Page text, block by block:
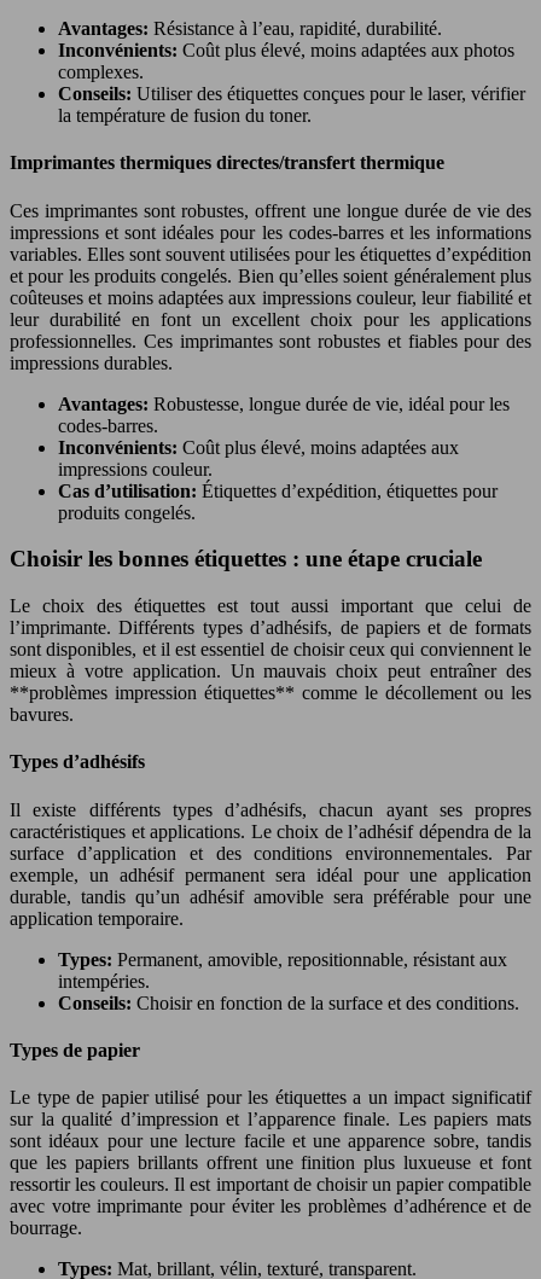
Avantages: Résistance à l’eau, rapidité, durabilité.
Inconvénients: Coût plus élevé, moins adaptées aux photos
complexes.
Conseils: Utiliser des étiquettes conçues pour le laser, vérifier
la température de fusion du toner.
Imprimantes thermiques directes/transfert thermique
Ces imprimantes sont robustes, offrent une longue durée de vie des
impressions et sont idéales pour les codes-barres et les informations
variables. Elles sont souvent utilisées pour les étiquettes d’expédition
et pour les produits congelés. Bien qu’elles soient généralement plus
coûteuses et moins adaptées aux impressions couleur, leur fiabilité et
leur durabilité en font un excellent choix pour les applications
professionnelles. Ces imprimantes sont robustes et fiables pour des
impressions durables.
Avantages: Robustesse, longue durée de vie, idéal pour les
codes-barres.
Inconvénients: Coût plus élevé, moins adaptées aux
impressions couleur.
Cas d’utilisation: Étiquettes d’expédition, étiquettes pour
produits congelés.
Choisir les bonnes étiquettes : une étape cruciale
Le choix des étiquettes est tout aussi important que celui de
l’imprimante. Différents types d’adhésifs, de papiers et de formats
sont disponibles, et il est essentiel de choisir ceux qui conviennent le
mieux à votre application. Un mauvais choix peut entraîner des
**problèmes impression étiquettes** comme le décollement ou les
bavures.
Types d’adhésifs
Il existe différents types d’adhésifs, chacun ayant ses propres
caractéristiques et applications. Le choix de l’adhésif dépendra de la
surface d’application et des conditions environnementales. Par
exemple, un adhésif permanent sera idéal pour une application
durable, tandis qu’un adhésif amovible sera préférable pour une
application temporaire.
Types: Permanent, amovible, repositionnable, résistant aux
intempéries.
Conseils: Choisir en fonction de la surface et des conditions.
Types de papier
Le type de papier utilisé pour les étiquettes a un impact significatif
sur la qualité d’impression et l’apparence finale. Les papiers mats
sont idéaux pour une lecture facile et une apparence sobre, tandis
que les papiers brillants offrent une finition plus luxueuse et font
ressortir les couleurs. Il est important de choisir un papier compatible
avec votre imprimante pour éviter les problèmes d’adhérence et de
bourrage.
Types: Mat, brillant, vélin, texturé, transparent.